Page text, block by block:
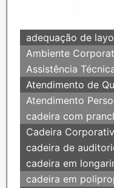
adequação de
Ambiente
Assistência
Atendimento de
Atendimento
cadeira com
Cadeira
cadeira de
cadeira em
cadeira em